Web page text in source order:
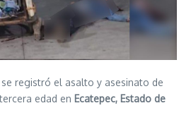
registró el asalto y asesinato de
edad en Ecatepec, Estado de